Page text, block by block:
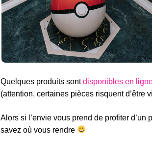
Quelques produits sontdisponibles en
(attention, certaines pièces risquent d’être
Alors si l’envie vous prend de profiter d’un
savez où vous rendre